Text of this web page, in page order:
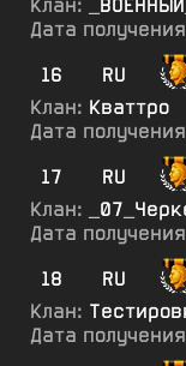
Клан:
Дата
16
RU
Клан: Кваттро
Дата
17
RU
Клан:
Дата
18
RU
Клан:
Дата